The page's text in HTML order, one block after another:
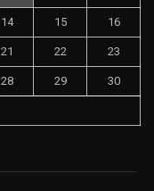
14 15 16
21 22 23
28 29 30